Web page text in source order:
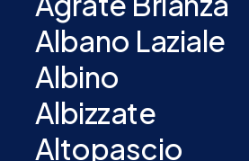
Albano Laziale
Albino
Albizzate
Altopascio